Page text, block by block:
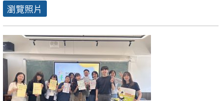
瀏覽照片